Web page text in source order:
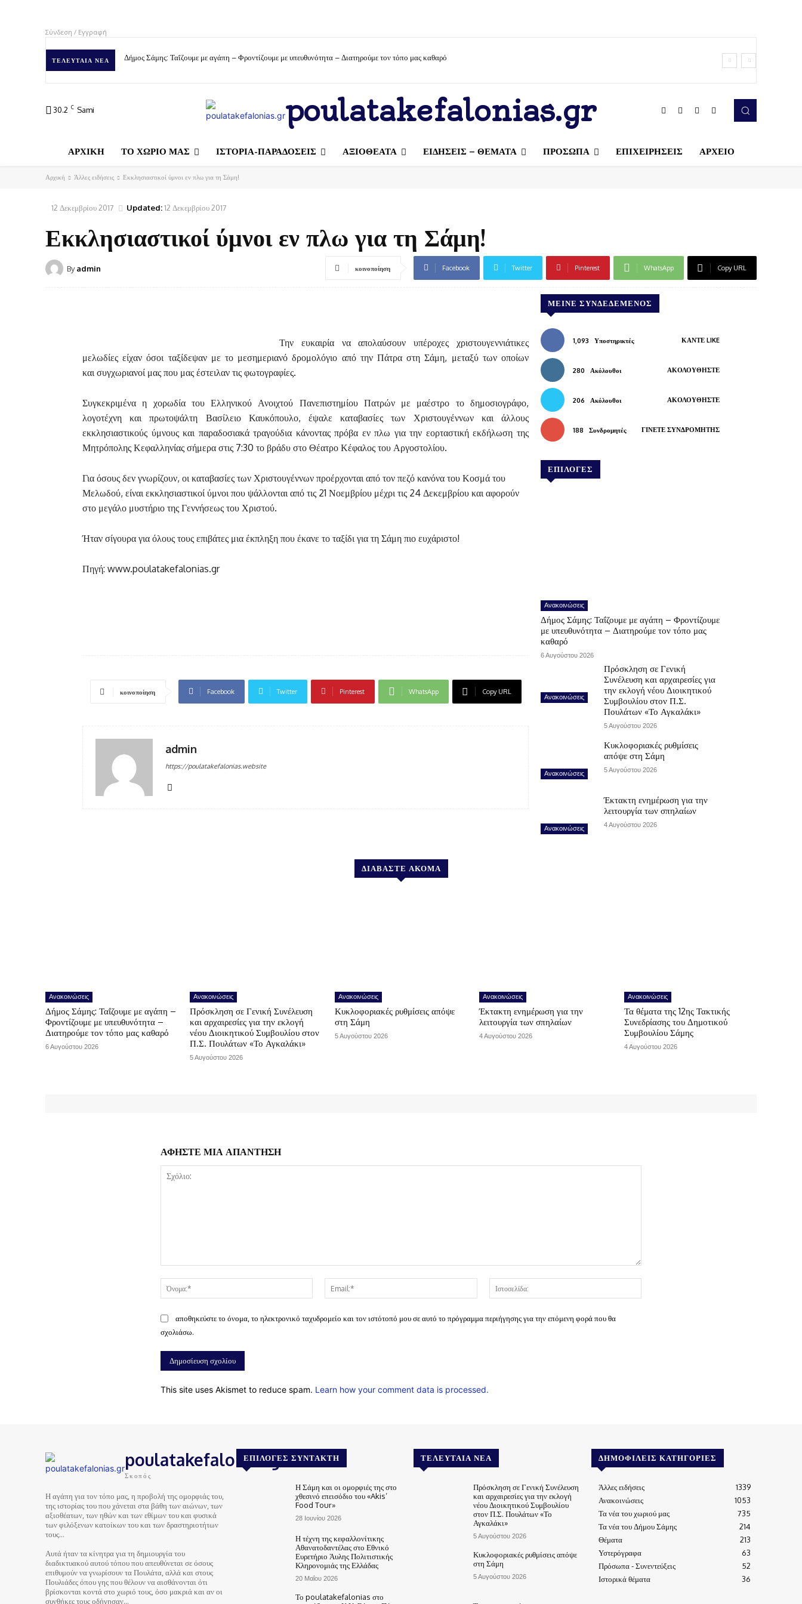
Σύνδεση / Εγγραφή
ΤΕΛΕΥΤΑΊΑ ΝΈΑ Δήμος Σάμης: Ταΐζουμε με αγάπη – Φροντίζουμε με υπευθυνότητα – Διατηρούμε τον τόπο μας καθαρό
30.2 C Sami poulatakefalonias.gr
ΑΡΧΙΚΗ ΤΟ ΧΩΡΙΟ ΜΑΣ ΙΣΤΟΡΙΑ-ΠΑΡΑΔΟΣΕΙΣ ΑΞΙΟΘΕΑΤΑ ΕΙΔΗΣΕΙΣ – ΘΕΜΑΤΑ ΠΡΟΣΩΠΑ ΕΠΙΧΕΙΡΗΣΕΙΣ ΑΡΧΕΙΟ
Αρχική Άλλες ειδήσεις Εκκλησιαστικοί ύμνοι εν πλω για τη Σάμη!
12 Δεκεμβρίου 2017 Updated:12 Δεκεμβρίου 2017
Εκκλησιαστικοί ύμνοι εν πλω για τη Σάμη!
By admin κοινοποίηση Facebook Twitter Pinterest WhatsApp Copy URL
Την ευκαιρία να απολαύσουν υπέροχες χριστουγεννιάτικες
μελωδίες είχαν όσοι ταξίδεψαν με το μεσημεριανό δρομολόγιο από την Πάτρα στη Σάμη, μεταξύ των οποίων
και συγχωριανοί μας που μας έστειλαν τις φωτογραφίες.
Συγκεκριμένα η χορωδία του Ελληνικού Ανοιχτού Πανεπιστημίου Πατρών με μαέστρο το δημοσιογράφο,
λογοτέχνη και πρωτοψάλτη Βασίλειο Καυκόπουλο, έψαλε καταβασίες των Χριστουγέννων και άλλους
εκκλησιαστικούς ύμνους και παραδοσιακά τραγούδια κάνοντας πρόβα εν πλω για την εορταστική εκδήλωση της
Μητρόπολης Κεφαλληνίας σήμερα στις 7:30 το βράδυ στο Θέατρο Κέφαλος του Αργοστολίου.
Για όσους δεν γνωρίζουν, οι καταβασίες των Χριστουγέννων προέρχονται από τον πεζό κανόνα του Κοσμά του
Μελωδού, είναι εκκλησιαστικοί ύμνοι που ψάλλονται από τις 21 Νοεμβρίου μέχρι τις 24 Δεκεμβρίου και αφορούν
στο μεγάλο μυστήριο της Γεννήσεως του Χριστού.
Ήταν σίγουρα για όλους τους επιβάτες μια έκπληξη που έκανε το ταξίδι για τη Σάμη πιο ευχάριστο!
Πηγή: www.poulatakefalonias.gr
κοινοποίηση Facebook Twitter Pinterest WhatsApp Copy URL
admin
https://poulatakefalonias.website
ΜΕΊΝΕ ΣΥΝΔΕΔΕΜΈΝΟΣ
1,093 Υποστηρικτές ΚΆΝΤΕ LIKE
280 Ακόλουθοι ΑΚΟΛΟΥΘΉΣΤΕ
206 Ακόλουθοι ΑΚΟΛΟΥΘΉΣΤΕ
188 Συνδρομητές ΓΊΝΕΤΕ ΣΥΝΔΡΟΜΗΤΉΣ
ΕΠΙΛΟΓΕΣ
Ανακοινώσεις
Δήμος Σάμης: Ταΐζουμε με αγάπη – Φροντίζουμε
με υπευθυνότητα – Διατηρούμε τον τόπο μας
καθαρό
6 Αυγούστου 2026
Ανακοινώσεις
Πρόσκληση σε Γενική
Συνέλευση και αρχαιρεσίες για
την εκλογή νέου Διοικητικού
Συμβουλίου στον Π.Σ.
Πουλάτων «Το Αγκαλάκι»
5 Αυγούστου 2026
Ανακοινώσεις
Κυκλοφοριακές ρυθμίσεις
απόψε στη Σάμη
5 Αυγούστου 2026
Ανακοινώσεις
Έκτακτη ενημέρωση για την
λειτουργία των σπηλαίων
4 Αυγούστου 2026
ΔΙΑΒΑΣΤΕ ΑΚΟΜΑ
Ανακοινώσεις
Δήμος Σάμης: Ταΐζουμε με αγάπη –
Φροντίζουμε με υπευθυνότητα –
Διατηρούμε τον τόπο μας καθαρό
6 Αυγούστου 2026
Ανακοινώσεις
Πρόσκληση σε Γενική Συνέλευση
και αρχαιρεσίες για την εκλογή
νέου Διοικητικού Συμβουλίου στον
Π.Σ. Πουλάτων «Το Αγκαλάκι»
5 Αυγούστου 2026
Ανακοινώσεις
Κυκλοφοριακές ρυθμίσεις απόψε
στη Σάμη
5 Αυγούστου 2026
Ανακοινώσεις
Έκτακτη ενημέρωση για την
λειτουργία των σπηλαίων
4 Αυγούστου 2026
Ανακοινώσεις
Τα θέματα της 12ης Τακτικής
Συνεδρίασης του Δημοτικού
Συμβουλίου Σάμης
4 Αυγούστου 2026
ΑΦΗΣΤΕ ΜΙΑ ΑΠΑΝΤΗΣΗ
Όνομα:*
Email:*
αποθηκεύστε το όνομα, το ηλεκτρονικό ταχυδρομείο και τον ιστότοπό μου σε αυτό το πρόγραμμα περιήγησης για την επόμενη φορά που θα
σχολιάσω.
This site uses Akismet to reduce spam. Learn how your comment data is processed.
poulatakefalonias.gr
Σκοπός
Η αγάπη για τον τόπο μας, η προβολή της ομορφιάς του,
της ιστορίας του που χάνεται στα βάθη των αιώνων, των
αξιοθέατων, των ηθών και των εθίμων του και φυσικά
των φιλόξενων κατοίκων του και των δραστηριοτήτων
τους…
Αυτά ήταν τα κίνητρα για τη δημιουργία του
διαδικτυακού αυτού τόπου που απευθύνεται σε όσους
επιθυμούν να γνωρίσουν τα Πουλάτα, αλλά και στους
Πουλιάδες όπου γης που θέλουν να αισθάνονται ότι
βρίσκονται κοντά στο χωριό τους, όσο μακριά και αν οι
συνθήκες τους οδήγησαν…
ΕΠΙΛΟΓΈΣ ΣΥΝΤΆΚΤΗ
Η Σάμη και οι ομορφιές της στο
χθεσινό επεισόδιο του «Akis’
Food Tour»
28 Ιουνίου 2026
Η τέχνη της κεφαλλονίτικης
Αθανατοδαντέλας στο Εθνικό
Ευρετήριο Άυλης Πολιτιστικής
Κληρονομιάς της Ελλάδας
20 Μαΐου 2026
Το poulatakefalonias στο
ΤΕΛΕΥΤΑΊΑ ΝΈΑ
Πρόσκληση σε Γενική Συνέλευση
και αρχαιρεσίες για την εκλογή
νέου Διοικητικού Συμβουλίου
στον Π.Σ. Πουλάτων «Το
Αγκαλάκι»
5 Αυγούστου 2026
Κυκλοφοριακές ρυθμίσεις απόψε
στη Σάμη
5 Αυγούστου 2026
ΔΗΜΟΦΙΛΕΊΣ ΚΑΤΗΓΟΡΊΕΣ
Άλλες ειδήσεις
1339
Ανακοινώσεις
1053
Τα νέα του χωριού μας
735
Τα νέα του Δήμου Σάμης
214
Θέματα
213
Υστερόγραφα
63
Πρόσωπα - Συνεντεύξεις
52
Ιστορικά θέματα
36